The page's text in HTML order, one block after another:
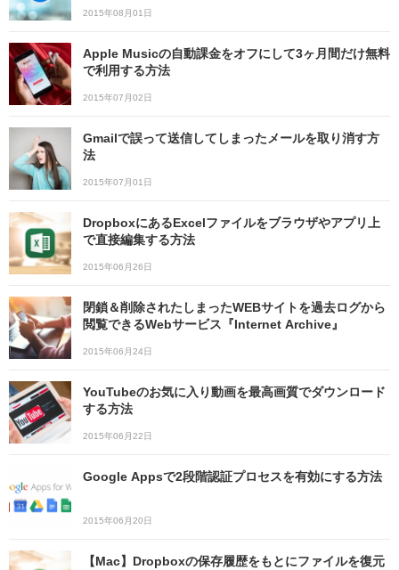
2015年08月01日
Apple Musicの自動課金をオフにして3ヶ月間だけ無料
で利用する方法
2015年07月02日
Gmailで誤って送信してしまったメールを取り消す方
法
2015年07月01日
DropboxにあるExcelファイルをブラウザやアプリ上
で直接編集する方法
2015年06月26日
閉鎖＆削除されたしまったWEBサイトを過去ログから
閲覧できるWebサービス『Internet Archive』
2015年06月24日
YouTubeのお気に入り動画を最高画質でダウンロード
する方法
2015年06月22日
Google Appsで2段階認証プロセスを有効にする方法
2015年06月20日
【Mac】Dropboxの保存履歴をもとにファイルを復元